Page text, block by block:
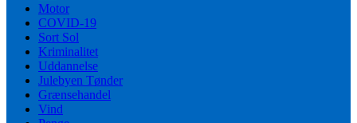
Motor
COVID-19
Sort Sol
Kriminalitet
Uddannelse
Julebyen Tønder
Grænsehandel
Vind